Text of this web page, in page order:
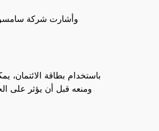
وأشارت شركة
باستخدام بطاقة
ومنعه قبل أن يؤثر على